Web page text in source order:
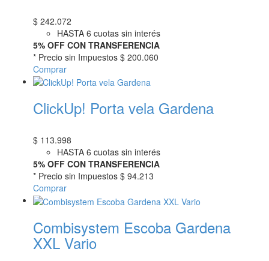
$ 242.072
HASTA 6 cuotas sin interés
5% OFF CON TRANSFERENCIA
* Precio sin Impuestos $ 200.060
Comprar
ClickUp! Porta vela Gardena
$ 113.998
HASTA 6 cuotas sin interés
5% OFF CON TRANSFERENCIA
* Precio sin Impuestos $ 94.213
Comprar
Combisystem Escoba Gardena
XXL Vario